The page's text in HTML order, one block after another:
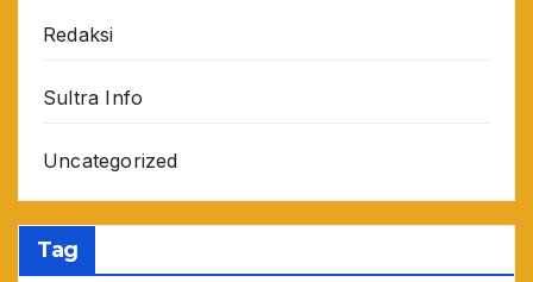
Redaksi
Sultra Info
Uncategorized
Tag